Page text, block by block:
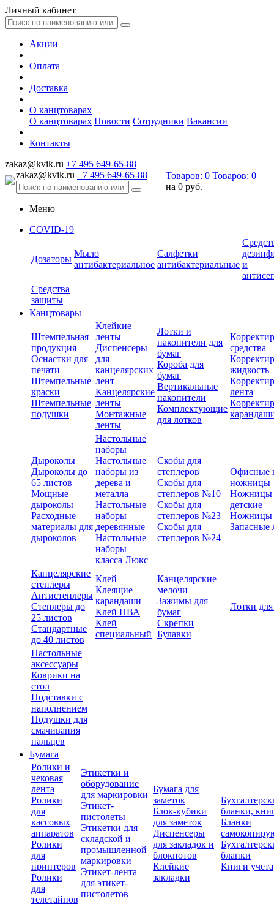
Личный кабинет
Акции
Оплата
Доставка
О канцтоварах
О канцтоварах Новости Сотрудники Вакансии
Контакты
zakaz@kvik.ru +7 495 649-65-88
zakaz@kvik.ru +7 495 649-65-88 Товаров: 0 Товаров: 0
на 0 руб.
Меню
COVID-19
Дозаторы
Мыло
антибактериальное
Салфетки
антибактериальные и
Средства
защиты
Канцтовары
Штемпельная
продукция
Оснастки для
печати
Штемпельные
краски
Штемпельные
подушки
Клейкие
ленты
Диспенсеры
для
канцелярских
лент
Канцелярские
ленты
Монтажные
ленты
Лотки и
накопители для
бумаг
Короба для
бумаг
Вертикальные
накопители
Комплектующие
для лотков
средства
жидкость
лента
Дыроколы
Дыроколы до
65 листов
Мощные
дыроколы
Расходные
материалы для
дыроколов
Настольные
наборы
Настольные
наборы из
дерева и
металла
Настольные
наборы
деревянные
Настольные
наборы
класса Люкс
Скобы для
степлеров
Скобы для
степлеров №10
Скобы для
степлеров №23
Скобы для
степлеров №24
Офисные
ножницы
Ножницы
детские
Ножницы
Запасные
Канцелярские
степлеры
Антистеплеры
Степлеры до
25 листов
Стандартные
до 40 листов
Клей
Клеящие
карандаши
Клей ПВА
Клей
специальный
Канцелярские
мелочи
Зажимы для
бумаг
Скрепки
Булавки
Лотки
Настольные
аксессуары
Коврики на
стол
Подставки с
наполнением
Подушки для
смачивания
пальцев
Бумага
Ролики и
чековая
лента
Ролики
для
кассовых
аппаратов
Ролики
для
принтеров
Ролики
для
телетайпов
Этикетки и
оборудование
для маркировки
Этикет-
пистолеты
Этикетки для
складской и
промышленной
маркировки
Этикет-лента
для этикет-
пистолетов
Бумага для
заметок
Блок-кубики
для заметок
Диспенсеры
для закладок и
блокнотов
Клейкие
закладки
бланки,
Бланки
бланки
Книги учета